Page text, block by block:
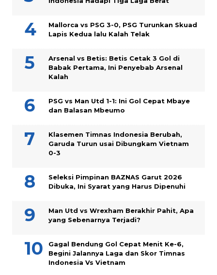
Mallorca vs PSG 3-0, PSG Turunkan Skuad
Lapis Kedua lalu Kalah Telak
Arsenal vs Betis: Betis Cetak 3 Gol di
Babak Pertama, Ini Penyebab Arsenal
Kalah
PSG vs Man Utd 1-1: Ini Gol Cepat Mbaye
dan Balasan Mbeumo
Klasemen Timnas Indonesia Berubah,
Garuda Turun usai Dibungkam Vietnam
0-3
Seleksi Pimpinan BAZNAS Garut 2026
Dibuka, Ini Syarat yang Harus Dipenuhi
Man Utd vs Wrexham Berakhir Pahit, Apa
yang Sebenarnya Terjadi?
Gagal Bendung Gol Cepat Menit Ke-6,
Begini Jalannya Laga dan Skor Timnas
Indonesia Vs Vietnam